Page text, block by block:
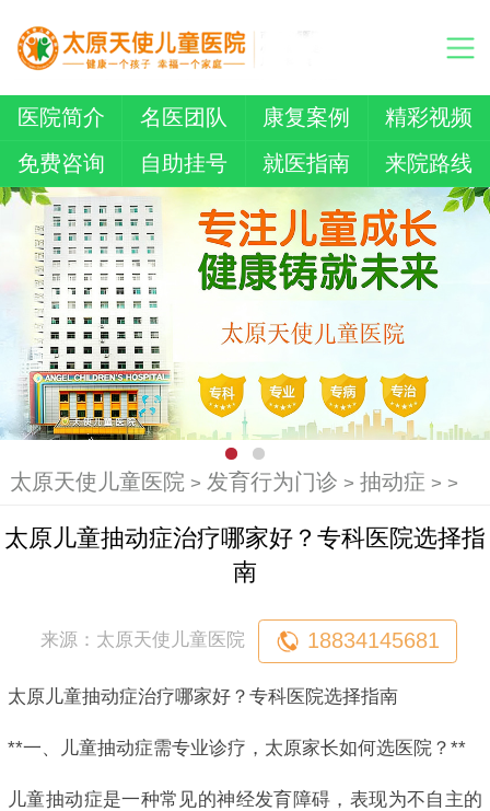
医院简介 名医团队 康复案例
精彩视频
免费咨询
自助挂号 就医指南 来院路线
太原天使儿童医院> 发育行为门诊 > 抽动症 > >
太原儿童抽动症治疗哪家好？专科医院选择指
南
来源：太原天使儿童医院 18834145681
太原儿童抽动症治疗哪家好？专科医院选择指南
**一、儿童抽动症需专业诊疗，太原家长如何选医院？**
儿童抽动症是一种常见的神经发育障碍，表现为不自主的